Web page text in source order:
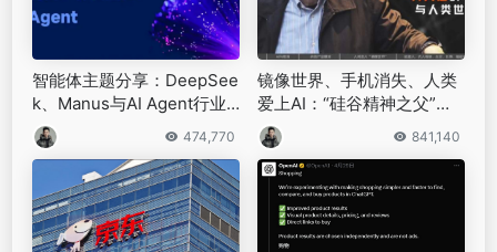
智能体主题分享：DeepSee
k、Manus与AI Agent行业
现状，附51页PPT
474,770
镜像世界、手机消失、人类
爱上AI：“硅谷精神之父”凯
文·凯利的2049预言 841,140